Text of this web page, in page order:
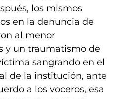
los mismos
en la denuncia de
al menor
y un traumatismo de
sangrando en el
de la institución, ante
a los voceros, esa